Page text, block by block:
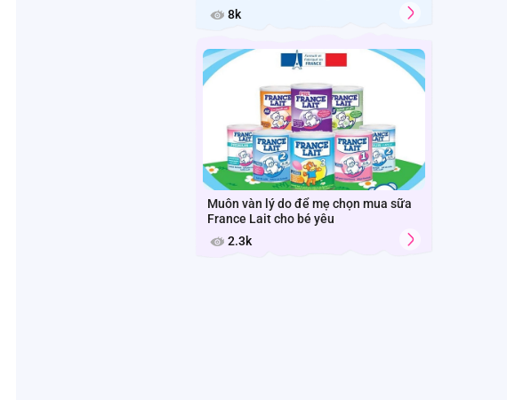
8k
Muôn vàn lý do để mẹ chọn mua sữa
France Lait cho bé yêu
2.3k